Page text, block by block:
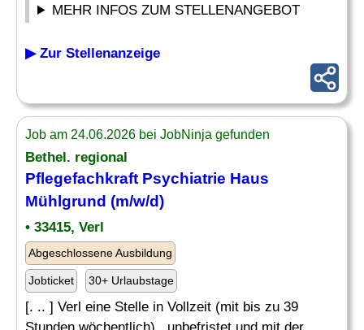
MEHR INFOS ZUM STELLENANGEBOT
▶ Zur Stellenanzeige
Job am 24.06.2026 bei JobNinja gefunden
Bethel. regional
Pflegefachkraft Psychiatrie Haus
Mühlgrund (m/w/d)
• 33415, Verl
Abgeschlossene Ausbildung
Jobticket 30+ Urlaubstage
[. .. ] Verl eine Stelle in Vollzeit (mit bis zu 39